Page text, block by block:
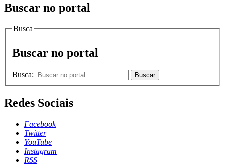
Buscar no portal
Busca
Buscar no portal
Busca: Buscar
Redes Sociais
Facebook
Twitter
YouTube
Instagram
RSS